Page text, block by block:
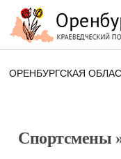
ОРЕНБУРГСКАЯ
Спортсмены